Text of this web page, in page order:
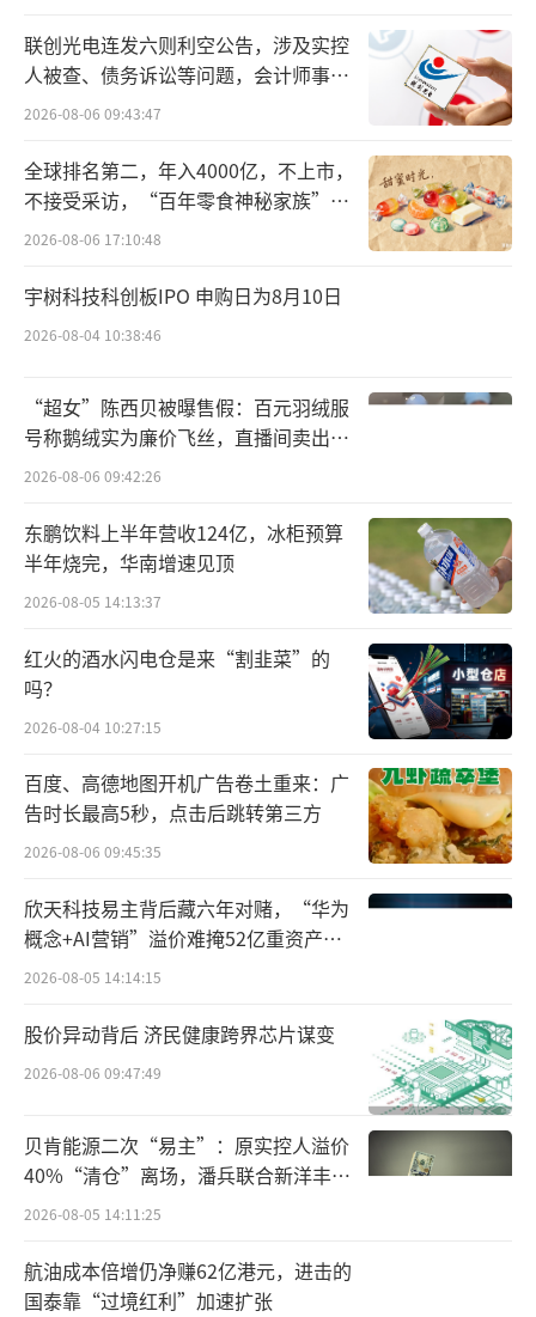
联创光电连发六则利空公告，涉及实控
人被查、债务诉讼等问题，会计师事务
所曾出具“保留意见”
2026-08-06 09:43:47
全球排名第二，年入4000亿，不上市，
不接受采访，“百年零食神秘家族”浮
出水面？
2026-08-06 17:10:48
宇树科技科创板IPO 申购日为8月10日
2026-08-04 10:38:46
“超女”陈西贝被曝售假：百元羽绒服
号称鹅绒实为廉价飞丝，直播间卖出超
百万元
2026-08-06 09:42:26
东鹏饮料上半年营收124亿，冰柜预算
半年烧完，华南增速见顶
2026-08-05 14:13:37
红火的酒水闪电仓是来“割韭菜”的
吗？
2026-08-04 10:27:15
百度、高德地图开机广告卷土重来：广
告时长最高5秒，点击后跳转第三方
2026-08-06 09:45:35
欣天科技易主背后藏六年对赌，“华为
概念+AI营销”溢价难掩52亿重资产考
验
2026-08-05 14:14:15
股价异动背后 济民健康跨界芯片谋变
2026-08-06 09:47:49
贝肯能源二次“易主”：原实控人溢价
40%“清仓”离场，潘兵联合新洋丰、
宏科百世拟入主
2026-08-05 14:11:25
航油成本倍增仍净赚62亿港元，进击的
国泰靠“过境红利”加速扩张